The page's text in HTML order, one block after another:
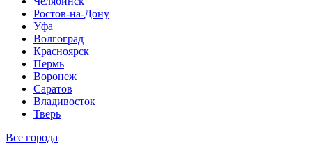
Ростов-на-Дону
Уфа
Волгоград
Красноярск
Пермь
Воронеж
Саратов
Владивосток
Тверь
Все города